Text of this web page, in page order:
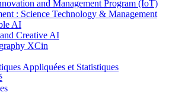
and Management Program (IoT)
: Science Technology & Management
AI
Creative AI
XCin
Appliquées et Statistiques